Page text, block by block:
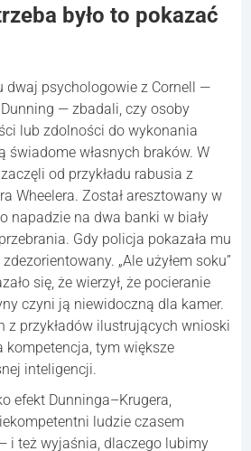
było to pokazać
dwaj psychologowie z Cornell —
— zbadali, czy osoby
lub zdolności do wykonania
świadome własnych braków. W
od przykładu rabusia z
Wheelera. Został aresztowany w
napadzie na dwa banki w biały
Gdy policja pokazała mu
„Ale użyłem soku”
się, że wierzył, że pocieranie
czyni ją niewidoczną dla kamer.
z przykładów ilustrujących wnioski
kompetencja, tym większe
inteligencji.
efekt Dunninga–Krugera,
ludzie czasem
i też wyjaśnia, dlaczego lubimy